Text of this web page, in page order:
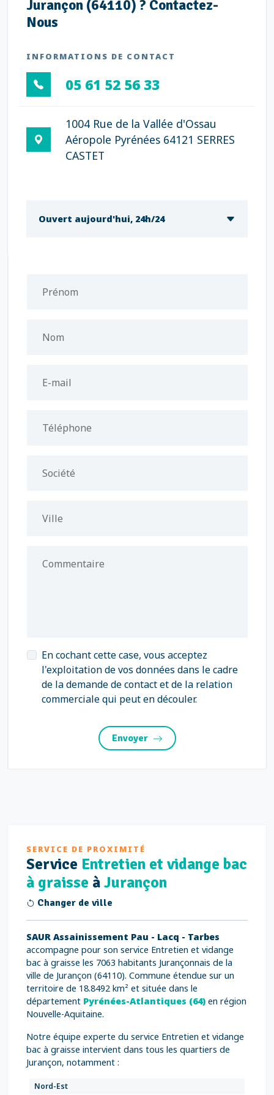
Jurançon (64110) ? Contactez-
Nous
INFORMATIONS DE CONTACT
05 61 52 56 33
1004 Rue de la Vallée d'Ossau
Aéropole Pyrénées 64121 SERRES
CASTET
Ouvert aujourd'hui, 24h/24
Prénom
Nom
E-mail
Téléphone
Société
Ville
Commentaire
En cochant cette case, vous acceptez
l'exploitation de vos données dans le cadre
de la demande de contact et de la relation
commerciale qui peut en découler.
Envoyer
SERVICE DE PROXIMITÉ
Service Entretien et vidange bac
à graisse àJurançon
Changer de ville
SAUR Assainissement Pau - Lacq - Tarbes
accompagne pour son service Entretien et vidange
bac à graisse les 7063 habitants Jurançonnais de la
ville de Jurançon (64110). Commune étendue sur un
territoire de 18.8492 km² et située dans le
département Pyrénées-Atlantiques (64) en région
Nouvelle-Aquitaine.
Notre équipe experte du service Entretien et vidange
bac à graisse intervient dans tous les quartiers de
Jurançon, notamment :
Nord-Est